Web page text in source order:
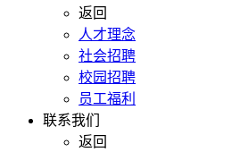
返回
人才理念
社会招聘
校园招聘
员工福利
联系我们
返回